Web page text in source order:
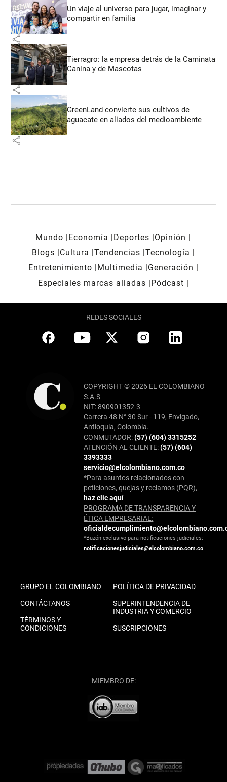
Un viaje al universo para jugar, imaginar y
compartir en familia
share
Tierragro: la empresa detrás de la Caminata
Canina y de Mascotas
share
GreenLand convierte sus cultivos de
aguacate en aliados del medioambiente
share
Mundo Economía Deportes
Opinión
Blogs
Cultura Tendencias Tecnología
Entretenimiento
Multimedia
Generación
Especiales marcas aliadas
Pódcast
REDES SOCIALES
COPYRIGHT © 2026 EL COLOMBIANO
S.A.S
NIT: 890901352-3
Carrera 48 N° 30 Sur - 119, Envigado,
Antioquia, Colombia.
CONMUTADOR:(57) (604) 3315252
ATENCIÓN AL CLIENTE:(57) (604)
3393333
servicio@elcolombiano.com.co
*Para asuntos relacionados con
peticiones, quejas y reclamos (PQR),
haz clic aquí
PROGRAMA DE TRANSPARENCIA Y
ÉTICA EMPRESARIAL:
*Buzón exclusivo para notificaciones judiciales:
notificacionesjudiciales@elcolombiano.com.co
GRUPO EL COLOMBIANO
CONTÁCTANOS
TÉRMINOS Y
CONDICIONES
POLÍTICA DE PRIVACIDAD
SUPERINTENDENCIA DE
INDUSTRIA Y COMERCIO
SUSCRIPCIONES
MIEMBRO DE: